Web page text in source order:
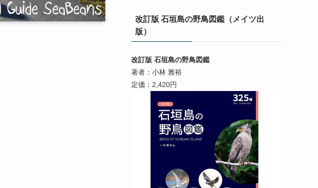
改訂版 石垣島の野鳥図鑑（メイツ出
版）
改訂版 石垣島の野鳥図鑑
著者：小林 雅裕
定価：2,420円